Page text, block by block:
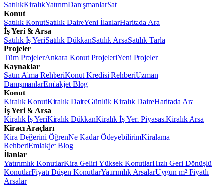
SatılıkKiralıkYatırımDanışmanlarSat
Konut
Satılık KonutSatılık DaireYeni İlanlarHaritada Ara
İş Yeri & Arsa
Satılık İş YeriSatılık DükkanSatılık ArsaSatılık Tarla
Projeler
Tüm ProjelerAnkara Konut ProjeleriYeni Projeler
Kaynaklar
Satın Alma RehberiKonut Kredisi RehberiUzman
DanışmanlarEmlakjet Blog
Konut
Kiralık KonutKiralık DaireGünlük Kiralık DaireHaritada Ara
İş Yeri & Arsa
Kiralık İş YeriKiralık DükkanKiralık İş Yeri PiyasasıKiralık Arsa
Kiracı Araçları
Kira Değerini ÖğrenNe Kadar ÖdeyebilirimKiralama
RehberiEmlakjet Blog
İlanlar
Yatırımlık KonutlarKira Geliri Yüksek KonutlarHızlı Geri Dönüşlü
KonutlarFiyatı Düşen KonutlarYatırımlık ArsalarUygun m² Fiyatlı
Arsalar